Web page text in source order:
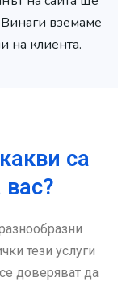
Винаги вземаме
на клиента.
са
тези услуги
доверяват да